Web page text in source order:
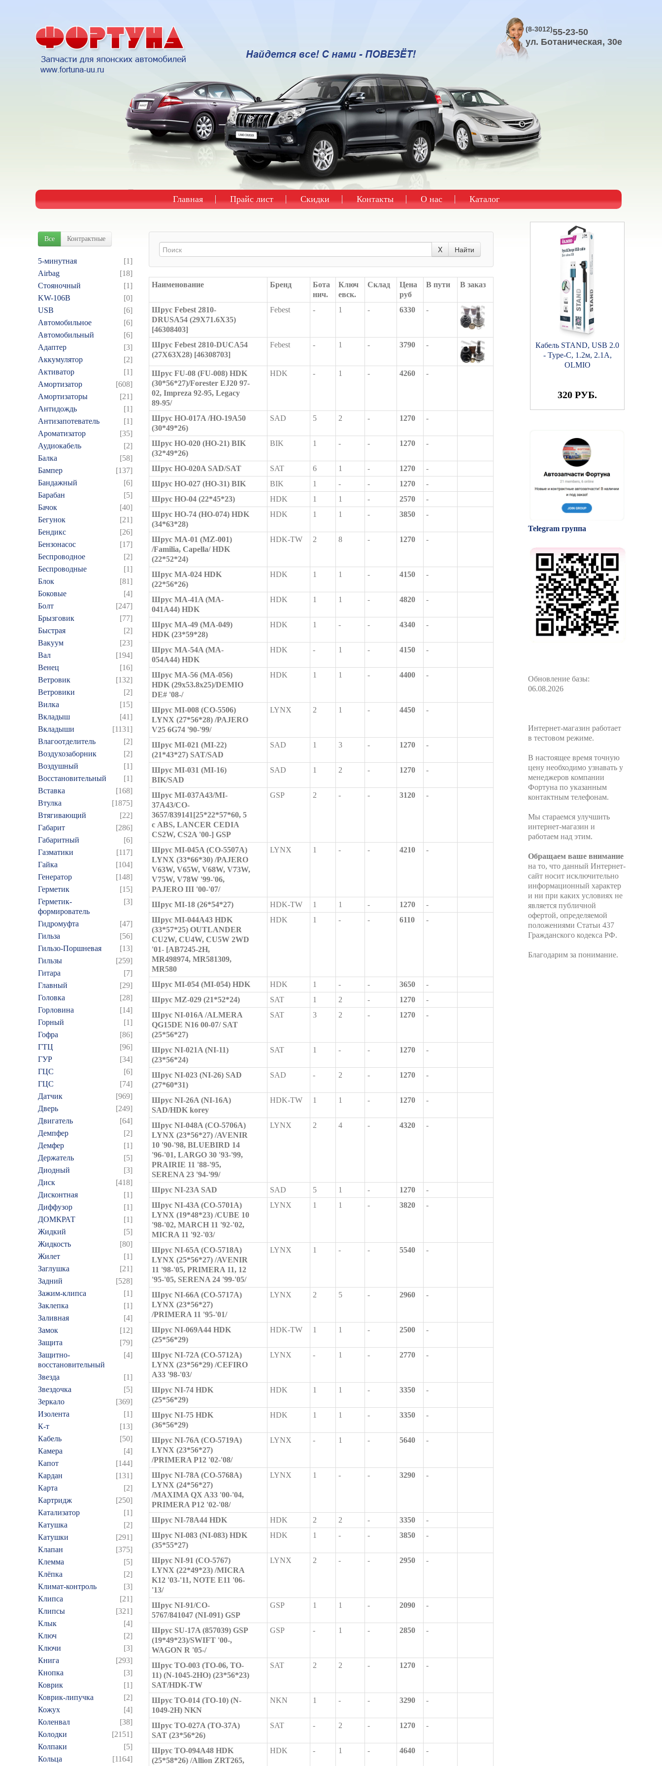
(8-3012)55-23-50
ул. Ботаническая, 30е
Главная Прайс лист Скидки Контакты О нас Каталог
Все Контрактные
5-минутная
[1]
Airbag
[18]
Cтояночный
[1]
KW-106B
[0]
USB
[6]
Автомобильное
[6]
Автомобильный
[6]
Адаптер
[3]
Аккумулятор
[2]
Активатор
[1]
Амортизатор
[608]
Амортизаторы
[21]
Антидождь
[1]
Антизапотеватель
[1]
Ароматизатор
[35]
Аудиокабель
[2]
Балка
[58]
Бампер
[137]
Бандажный
[6]
Барабан
[5]
Бачок
[40]
Бегунок
[21]
Бендикс
[26]
Бензонасос
[17]
Беспроводное
[2]
Беспроводные
[1]
Блок
[81]
Боковые
[4]
Болт
[247]
Брызговик
[77]
Быстрая
[2]
Вакуум
[23]
Вал
[194]
Венец
[16]
Ветровик
[132]
Ветровики
[2]
Вилка
[15]
Вкладыш
[41]
Вкладыши
[1131]
Влагоотделитель
[2]
Воздухозаборник
[2]
Воздушный
[1]
Восстановительный
[1]
Вставка
[168]
Втулка
[1875]
Втягивающий
[22]
Габарит
[286]
Габаритный
[6]
Газматики
[117]
Гайка
[104]
Генератор
[148]
Герметик
[15]
Герметик-
формирователь
[3]
Гидромуфта
[47]
Гильза
[56]
Гильзо-Поршневая
[13]
Гильзы
[259]
Гитара
[7]
Главный
[29]
Головка
[28]
Горловина
[14]
Горный
[1]
Гофра
[86]
ГТЦ
[96]
ГУР
[34]
ГЦC
[6]
ГЦС
[74]
Датчик
[969]
Дверь
[249]
Двигатель
[64]
Демпфер
[2]
Демфер
[1]
Держатель
[5]
Диодный
[3]
Диск
[418]
Дисконтная
[1]
Диффузор
[1]
ДОМКРАТ
[1]
Жидкий
[5]
Жидкость
[80]
Жилет
[1]
Заглушка
[21]
Задний
[528]
Зажим-клипса
[1]
Заклепка
[1]
Заливная
[4]
Замок
[12]
Защита
[79]
Защитно-
восстановительный
[4]
Звезда
[1]
Звездочка
[5]
Зеркало
[369]
Изолента
[1]
К-т
[13]
Кабель
[50]
Камера
[4]
Капот
[144]
Кардан
[131]
Карта
[2]
Картридж
[250]
Катализатор
[1]
Катушка
[2]
Катушки
[291]
Клапан
[375]
Клемма
[5]
Клёпка
[2]
Климат-контроль
[3]
Клипса
[21]
Клипсы
[321]
Клык
[4]
Ключ
[2]
Ключи
[3]
Книга
[293]
Кнопка
[3]
Коврик
[1]
Коврик-липучка
[2]
Кожух
[4]
Коленвал
[38]
Колодки
[2151]
Колпаки
[5]
Кольца
[1164]
X Найти
Наименование Бренд
Бота
нич.
Ключ
евск.
Склад
Цена
руб
В пути В заказ
Шрус Febest 2810-
DRUSA54 (29X71.6X35)
[46308403]
Febest - 1 - 6330 -
Шрус Febest 2810-DUCA54
(27X63X28) [46308703]
Febest - 1 - 3790 -
Шрус FU-08 (FU-008) HDK
(30*56*27)/Forester EJ20 97-
02, Impreza 92-95, Legacy
89-95/
HDK - 1 - 4260 -
Шрус HO-017A /HO-19A50
(30*49*26)
SAD 5 2 - 1270 -
Шрус HO-020 (HO-21) BIK
(32*49*26)
BIK 1 - - 1270 -
Шрус HO-020A SAD/SAT SAT 6 1 - 1270
-
Шрус HO-027 (HO-31) BIK
BIK 1 - - 1270
-
Шрус HO-04 (22*45*23)
HDK 1 1 - 2570
-
Шрус HO-74 (HO-074) HDK
(34*63*28)
HDK 1 1 - 3850 -
Шрус MA-01 (MZ-001)
/Familia, Capella/ HDK
(22*52*24)
HDK-TW 2 8 - 1270 -
Шрус MA-024 HDK
(22*56*26)
HDK 1 1 - 4150 -
Шрус MA-41A (MA-
041A44) HDK
HDK 1 1 - 4820 -
Шрус MA-49 (MA-049)
HDK (23*59*28)
HDK 1 - - 4340 -
Шрус MA-54A (MA-
054A44) HDK
HDK - 1 - 4150 -
Шрус MA-56 (MA-056)
HDK (29x53.8x25)/DEMIO
DE# '08-/
HDK 1 1 - 4400 -
Шрус MI-008 (CO-5506)
LYNX (27*56*28) /PAJERO
V25 6G74 '90-'99/
LYNX 2 1 - 4450 -
Шрус MI-021 (MI-22)
(21*43*27) SAT/SAD
SAD 1 3 - 1270 -
Шрус MI-031 (MI-16)
BIK/SAD
SAD 1 2 - 1270 -
Шрус MI-037A43/MI-
37A43/CO-
3657/839141[25*22*57*60, 5
с ABS, LANCER CEDIA
CS2W, CS2A '00-] GSP
GSP 2 - - 3120 -
Шрус MI-045A (CO-5507A)
LYNX (33*66*30) /PAJERO
V63W, V65W, V68W, V73W,
V75W, V78W '99-'06,
PAJERO III '00-'07/
LYNX 1 - - 4210 -
Шрус MI-18 (26*54*27) HDK-TW 1 1 - 1270
-
Шрус MI-044A43 HDK
(33*57*25) OUTLANDER
CU2W, CU4W, CU5W 2WD
'01- [AB7245-2H,
MR498974, MR581309,
MR580
HDK 1 - - 6110 -
Шрус MI-054 (MI-054) HDK HDK 1 - - 3650
-
Шрус MZ-029 (21*52*24)
SAT 1 2 - 1270
-
Шрус NI-016A /ALMERA
QG15DE N16 00-07/ SAT
(25*56*27)
SAT 3 2 - 1270 -
Шрус NI-021A (NI-11)
(23*56*24)
SAT 1 - - 1270 -
Шрус NI-023 (NI-26) SAD
(27*60*31)
SAD - 2 - 1270 -
Шрус NI-26A (NI-16A)
SAD/HDK korey
HDK-TW 1 1 - 1270 -
Шрус NI-048A (CO-5706A)
LYNX (23*56*27) /AVENIR
10 '90-'98, BLUEBIRD 14
'96-'01, LARGO 30 '93-'99,
PRAIRIE 11 '88-'95,
SERENA 23 '94-'99/
LYNX 2 4 - 4320 -
Шрус NI-23A SAD SAD 5 1 - 1270
-
Шрус NI-43A (CO-5701A)
LYNX (19*48*23) /CUBE 10
'98-'02, MARCH 11 '92-'02,
MICRA 11 '92-'03/
LYNX 1 1 - 3820 -
Шрус NI-65A (CO-5718A)
LYNX (25*56*27) /AVENIR
11 '98-'05, PRIMERA 11, 12
'95-'05, SERENA 24 '99-'05/
LYNX 1 - - 5540 -
Шрус NI-66A (CO-5717A)
LYNX (23*56*27)
/PRIMERA 11 '95-'01/
LYNX 2 5 - 2960 -
Шрус NI-069A44 HDK
(25*56*29)
HDK-TW 1 1 - 2500 -
Шрус NI-72A (CO-5712A)
LYNX (23*56*29) /CEFIRO
A33 '98-'03/
LYNX - 1 - 2770 -
Шрус NI-74 HDK
(25*56*29)
HDK 1 1 - 3350 -
Шрус NI-75 HDK
(36*56*29)
HDK 1 1 - 3350 -
Шрус NI-76A (CO-5719A)
LYNX (23*56*27)
/PRIMERA P12 '02-'08/
LYNX - 1 - 5640 -
Шрус NI-78A (CO-5768A)
LYNX (24*56*27)
/MAXIMA QX A33 '00-'04,
PRIMERA P12 '02-'08/
LYNX 1 - - 3290 -
Шрус NI-78A44 HDK HDK 2 2 - 3350
-
Шрус NI-083 (NI-083) HDK
(35*55*27)
HDK 1 - - 3850 -
Шрус NI-91 (CO-5767)
LYNX (22*49*23) /MICRA
K12 '03-'11, NOTE E11 '06-
'13/
LYNX 2 - - 2950 -
Шрус NI-91/CO-
5767/841047 (NI-091) GSP
GSP 1 1 - 2090 -
Шрус SU-17A (857039) GSP
(19*49*23)/SWIFT '00-,
WAGON R '05-/
GSP - 1 - 2850 -
Шрус TO-003 (TO-06, TO-
11) (N-1045-2HO) (23*56*23)
SAT/HDK-TW
SAT 2 2 - 1270 -
Шрус TO-014 (TO-10) (N-
1049-2H) NKN
NKN 1 - - 3290 -
Шрус TO-027A (TO-37A)
SAT (23*56*26)
SAT - 2 - 1270 -
Шрус TO-094A48 HDK
(25*58*26) /Allion ZRT265,
HDK - 1 - 4640 -
Кабель STAND, USB 2.0
- Type-C, 1.2м, 2.1A,
OLMIO
320 РУБ.
Telegram группа
Обновление базы:
06.08.2026
Интернет-магазин работает
в тестовом режиме.
В настоящее время точную
цену необходимо узнавать у
менеджеров компании
Фортуна по указанным
контактным телефонам.
Мы стараемся улучшить
интернет-магазин и
работаем над этим.
Обращаем ваше внимание
на то, что данный Интернет-
сайт носит исключительно
информационный характер
и ни при каких условиях не
является публичной
офертой, определяемой
положениями Статьи 437
Гражданского кодекса РФ.
Благодарим за понимание.